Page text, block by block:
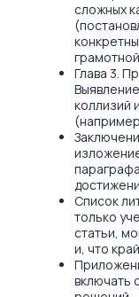
сложных
Глава 3.
коллизий
Список
только
статьи,
и, что
включать